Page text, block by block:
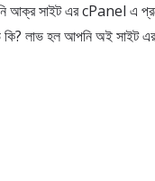
আক্র সাইট এর cPanel এ
লাভ হল আপনি অই সাইট